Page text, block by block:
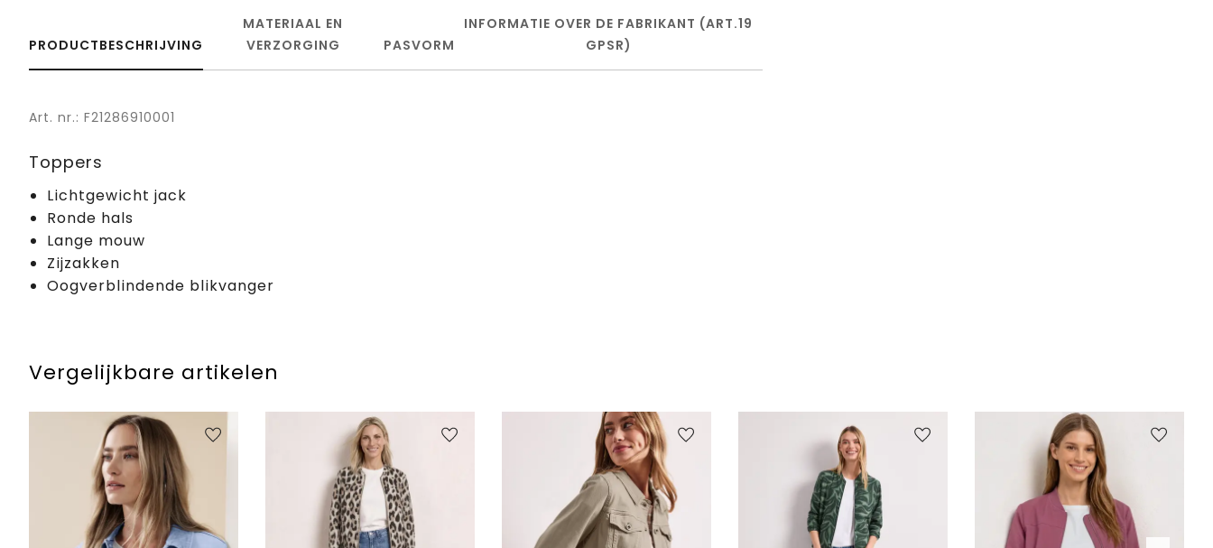
PRODUCTBESCHRIJVING
MATERIAAL EN
VERZORGING
PASVORM
INFORMATIE OVER DE FABRIKANT (ART.19
GPSR)
Art. nr.: F21286910001
Toppers
Lichtgewicht jack
Ronde hals
Lange mouw
Zijzakken
Oogverblindende blikvanger
Vergelijkbare artikelen